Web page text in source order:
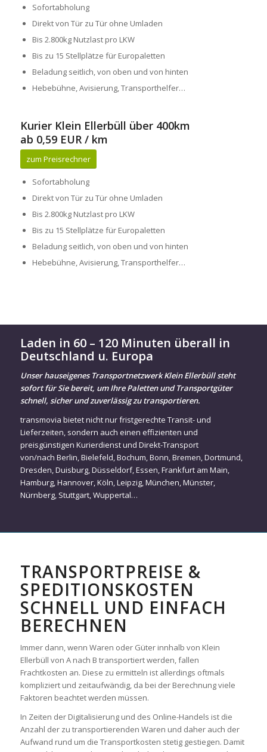
Sofortabholung
Direkt von Tür zu Tür ohne Umladen
Bis 2.800kg Nutzlast pro LKW
Bis zu 15 Stellplätze für Europaletten
Beladung seitlich, von oben und von hinten
Hebebühne, Avisierung, Transporthelfer…
Kurier Klein Ellerbüll über 400km
ab 0,59 EUR / km
zum Preisrechner
Sofortabholung
Direkt von Tür zu Tür ohne Umladen
Bis 2.800kg Nutzlast pro LKW
Bis zu 15 Stellplätze für Europaletten
Beladung seitlich, von oben und von hinten
Hebebühne, Avisierung, Transporthelfer…
Laden in 60 – 120 Minuten überall in
Deutschland u. Europa
Unser hauseigenes Transportnetzwerk Klein Ellerbüll steht
sofort für Sie bereit, um Ihre Paletten und Transportgüter
schnell, sicher und zuverlässig zu transportieren.
transmovia bietet nicht nur fristgerechte Transit- und
Lieferzeiten, sondern auch einen effizienten und
preisgünstigen Kurierdienst und Direkt-Transport
von/nach Berlin,Bielefeld,Bochum,Bonn,Bremen,Dortmund,
Dresden,Duisburg,Düsseldorf,Essen,Frankfurt am Main,
Hamburg,Hannover,Köln,Leipzig,München,Münster,
Nürnberg, Stuttgart,Wuppertal…
TRANSPORTPREISE &
SPEDITIONSKOSTEN
SCHNELL UND EINFACH
BERECHNEN
Immer dann, wenn Waren oder Güter innhalb von Klein
Ellerbüll von A nach B transportiert werden, fallen
Frachtkosten an. Diese zu ermitteln ist allerdings oftmals
kompliziert und zeitaufwändig, da bei der Berechnung viele
Faktoren beachtet werden müssen.
In Zeiten der Digitalisierung und des Online-Handels ist die
Anzahl der zu transportierenden Waren und daher auch der
Aufwand rund um die Transportkosten stetig gestiegen. Damit